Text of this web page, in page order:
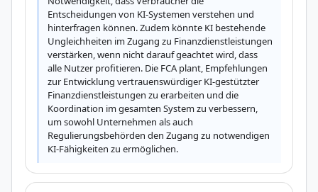
Entscheidungen von KI-Systemen verstehen und
hinterfragen können. Zudem könnte KI bestehende
Ungleichheiten im Zugang zu Finanzdienstleistungen
verstärken, wenn nicht darauf geachtet wird, dass
alle Nutzer profitieren. Die FCA plant, Empfehlungen
zur Entwicklung vertrauenswürdiger KI-gestützter
Finanzdienstleistungen zu erarbeiten und die
Koordination im gesamten System zu verbessern,
um sowohl Unternehmen als auch
Regulierungsbehörden den Zugang zu notwendigen
KI-Fähigkeiten zu ermöglichen.